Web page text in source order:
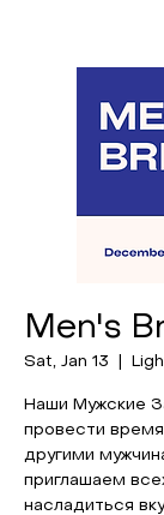
Men's
Sat, Jan 13
Наши Мужские
провести
другими
приглашаем
насладиться